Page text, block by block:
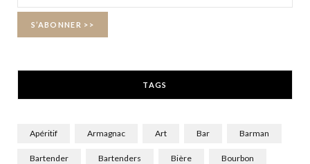
TAGS
Apéritif Armagnac Art Bar Barman
Bartender Bartenders Bière Bourbon